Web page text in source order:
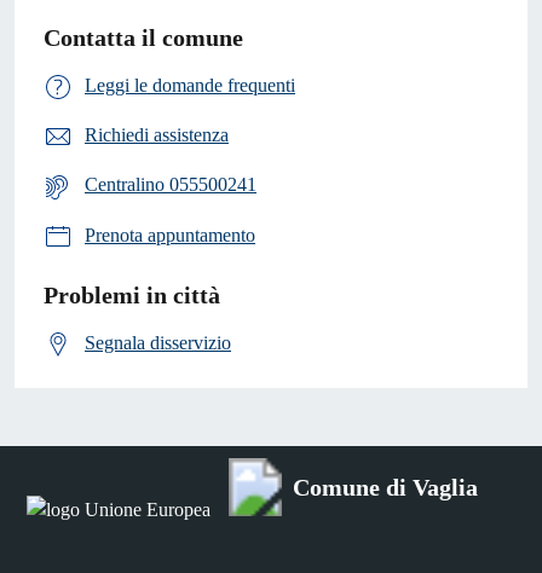
Contatta il comune
Leggi le domande frequenti
Richiedi assistenza
Centralino 055500241
Prenota appuntamento
Problemi in città
Segnala disservizio
Comune di Vaglia